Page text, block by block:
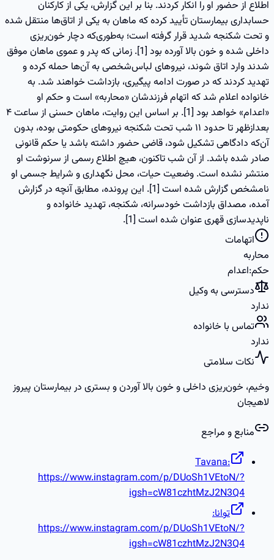
اطلاع از حضور او را انکار کردند. بنا بر این گزارش، یکی از کارکنان
حسابداری بیمارستان تأیید کرده که ماهان به یکی از اتاق‌ها منتقل شده
و تحت شکنجه شدید قرار گرفته است؛ به‌طوری‌که دچار خون‌ریزی
داخلی شده و خون بالا آورده بود [1]. زمانی که پدر و عموی ماهان موفق
شدند وارد اتاق شوند، نیروهای لباس‌شخصی به آن‌ها حمله کرده و
تهدید کردند که در صورت ادامه پیگیری، بازداشت خواهند شد. به
خانواده اعلام شد که اتهام فرزندشان «محاربه» است و حکم او
«اعدام» خواهد بود [1]. بر اساس این روایت، ماهان حسنی از ساعت ۴
بعدازظهر تا حدود ۱۱ شب تحت شکنجه نیروهای حکومتی بوده، بدون
آن‌که دادگاهی تشکیل شود، قاضی حضور داشته باشد یا حکم قانونی
صادر شده باشد. از آن شب تاکنون، هیچ اطلاع رسمی از سرنوشت او
منتشر نشده است. وضعیت حیات، محل نگهداری و شرایط جسمی او
نامشخص گزارش شده است [1]. این پرونده، مطابق آنچه در گزارش
آمده، مصداق بازداشت خودسرانه، شکنجه، تهدید خانواده و
ناپدیدسازی قهری عنوان شده است [1].
اتهامات
محاربه
حکم:اعدام
دسترسی به وکیل
ندارد
تماس با خانواده
ندارد
نکات سلامتی
وخیم، خون‌ریزی داخلی و خون بالا آوردن و بستری در بیمارستان پیروز
لاهیجان
منابع و مراجع
Tavana:
https://www.instagram.com/p/DUoSh1VEtoN/?
igsh=cW81czhtMzJ2N3Q4
توانا:
https://www.instagram.com/p/DUoSh1VEtoN/?
igsh=cW81czhtMzJ2N3Q4